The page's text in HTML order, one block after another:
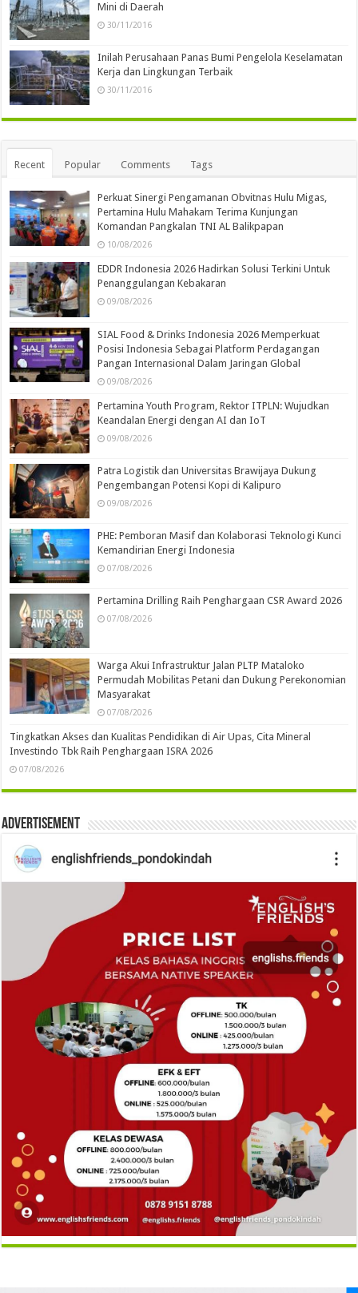
Mini di Daerah
30/11/2016
Inilah Perusahaan Panas Bumi Pengelola Keselamatan
Kerja dan Lingkungan Terbaik
30/11/2016
Recent Popular Comments Tags
Perkuat Sinergi Pengamanan Obvitnas Hulu Migas,
Pertamina Hulu Mahakam Terima Kunjungan
Komandan Pangkalan TNI AL Balikpapan
10/08/2026
EDDR Indonesia 2026 Hadirkan Solusi Terkini Untuk
Penanggulangan Kebakaran
09/08/2026
SIAL Food & Drinks Indonesia 2026 Memperkuat
Posisi Indonesia Sebagai Platform Perdagangan
Pangan Internasional Dalam Jaringan Global
09/08/2026
Pertamina Youth Program, Rektor ITPLN: Wujudkan
Keandalan Energi dengan AI dan IoT
09/08/2026
Patra Logistik dan Universitas Brawijaya Dukung
Pengembangan Potensi Kopi di Kalipuro
09/08/2026
PHE: Pemboran Masif dan Kolaborasi Teknologi Kunci
Kemandirian Energi Indonesia
07/08/2026
Pertamina Drilling Raih Penghargaan CSR Award 2026
07/08/2026
Warga Akui Infrastruktur Jalan PLTP Mataloko
Permudah Mobilitas Petani dan Dukung Perekonomian
Masyarakat
07/08/2026
Tingkatkan Akses dan Kualitas Pendidikan di Air Upas, Cita Mineral
Investindo Tbk Raih Penghargaan ISRA 2026
07/08/2026
Advertisement